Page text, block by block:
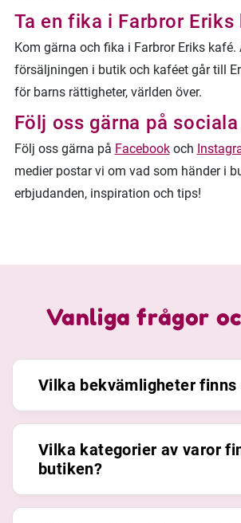
Ta en fika i Farbror Eriks
Kom gärna och fika i Farbror Eriks
försäljningen i butik och kaféet går till
för barns rättigheter, världen över.
Följ oss gärna på
Följ oss gärna på Facebookoch
medier postar vi om vad som händer i
erbjudanden, inspiration och tips!
Vanliga frågor
Vilka bekvämligheter finns
Vilka kategorier av varor
butiken?